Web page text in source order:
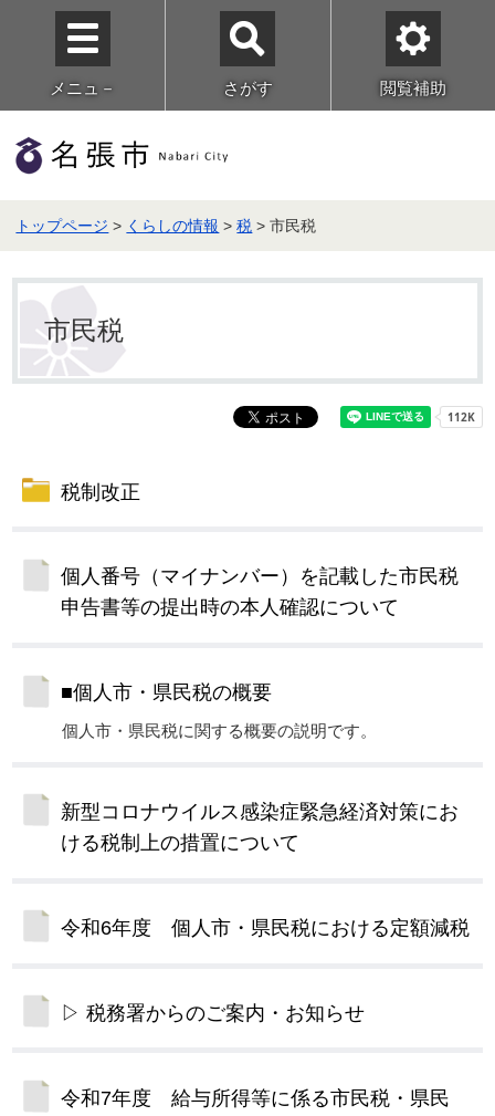
メニュ－ さがす 閲覧補助
トップページ > くらしの情報 >税 > 市民税
市民税
税制改正
個人番号（マイナンバー）を記載した市民税
申告書等の提出時の本人確認について
■個人市・県民税の概要
個人市・県民税に関する概要の説明です。
新型コロナウイルス感染症緊急経済対策にお
ける税制上の措置について
令和6年度 個人市・県民税における定額減税
▷ 税務署からのご案内・お知らせ
令和7年度 給与所得等に係る市民税・県民